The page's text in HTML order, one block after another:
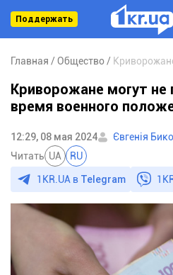
Поддержать
Главная Общество
Криворожане могут не
время военного
12:29, 08 мая 2024
Євгенія
Читать UA RU
1KR.UA в Telegram